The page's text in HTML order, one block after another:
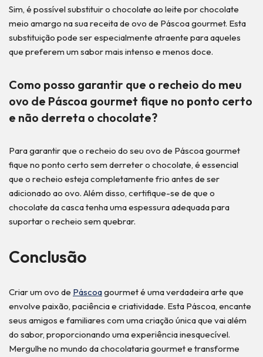
Sim, é possível substituir o chocolate ao leite por chocolate
meio amargo na sua receita de ovo de Páscoa gourmet. Esta
substituição pode ser especialmente atraente para aqueles
que preferem um sabor mais intenso e menos doce.
Como posso garantir que o recheio do meu
ovo de Páscoa gourmet fique no ponto certo
e não derreta o chocolate?
Para garantir que o recheio do seu ovo de Páscoa gourmet
fique no ponto certo sem derreter o chocolate, é essencial
que o recheio esteja completamente frio antes de ser
adicionado ao ovo. Além disso, certifique-se de que o
chocolate da casca tenha uma espessura adequada para
suportar o recheio sem quebrar.
Conclusão
Criar um ovo de Páscoagourmet é uma verdadeira arte que
envolve paixão, paciência e criatividade. Esta Páscoa, encante
seus amigos e familiares com uma criação única que vai além
do sabor, proporcionando uma experiência inesquecível.
Mergulhe no mundo da chocolataria gourmet e transforme